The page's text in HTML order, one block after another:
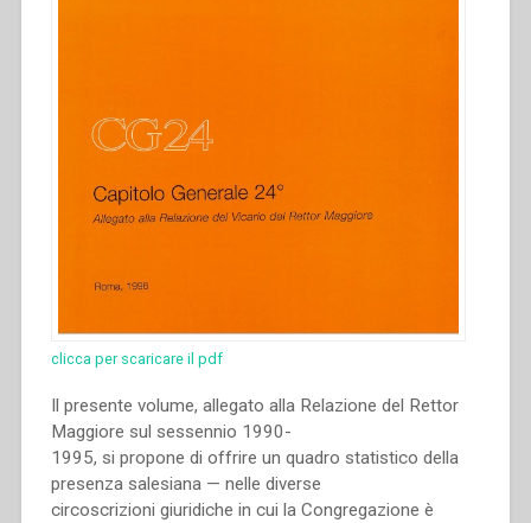
clicca per scaricare il pdf
Il presente volume, allegato alla Relazione del Rettor
Maggiore sul sessennio 1990-
1995, si propone di offrire un quadro statistico della
presenza salesiana — nelle diverse
circoscrizioni giuridiche in cui la Congregazione è